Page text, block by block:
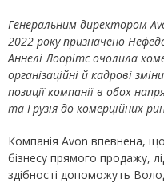
Генеральним директором
2022 року призначено
Аннелі Лоорітс очолила
організаційні й кадрові
позиції компанії в обох
та Грузія до комерційних
Компанія Avon впевнена,
бізнесу прямого продажу,
здібності допоможуть